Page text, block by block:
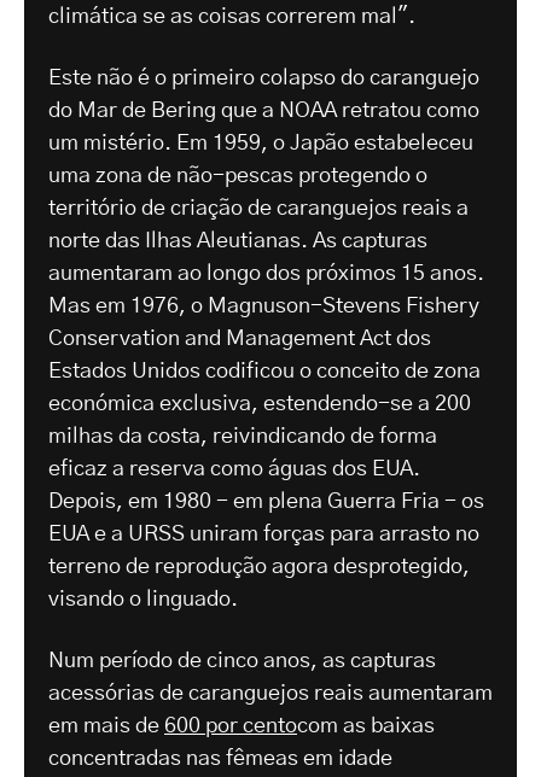
climática se as coisas correrem mal".
Este não é o primeiro colapso do caranguejo
do Mar de Bering que a NOAA retratou como
um mistério. Em 1959, o Japão estabeleceu
uma zona de não-pescas protegendo o
território de criação de caranguejos reais a
norte das Ilhas Aleutianas. As capturas
aumentaram ao longo dos próximos 15 anos.
Mas em 1976, o Magnuson-Stevens Fishery
Conservation and Management Act dos
Estados Unidos codificou o conceito de zona
económica exclusiva, estendendo-se a 200
milhas da costa, reivindicando de forma
eficaz a reserva como águas dos EUA.
Depois, em 1980 - em plena Guerra Fria - os
EUA e a URSS uniram forças para arrasto no
terreno de reprodução agora desprotegido,
visando o linguado.
Num período de cinco anos, as capturas
acessórias de caranguejos reais aumentaram
em mais de 600 por centocom as baixas
concentradas nas fêmeas em idade